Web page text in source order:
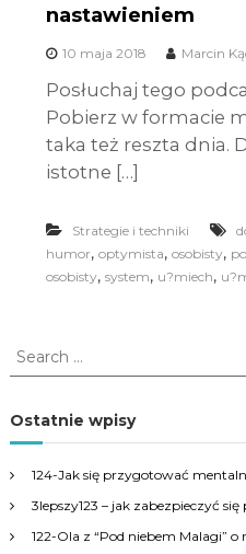
nastawieniem
10 maja 2018 Marcin
Posłuchaj tego
Pobierz w formacie
taka też reszta dnia.
istotne […]
Strategie i techniki
humor, optymista, osobisty,
osobisty, system, u?miech,
S
e
r
c
o
r
Ostatnie wpisy
124-Jak się przygotować
3lepszy123 – jak zabezpieczyć
122-Ola z “Pod niebem Malagi”